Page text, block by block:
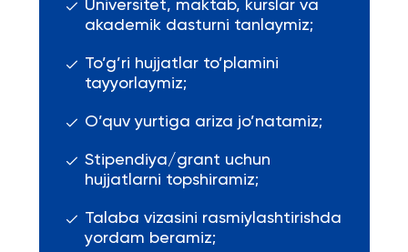
Universitet, maktab, kurslar va
akademik dasturni tanlaymiz;
To’g’ri hujjatlar to’plamini
tayyorlaymiz;
O’quv yurtiga ariza jo’natamiz;
Stipendiya/grant uchun
hujjatlarni topshiramiz;
Talaba vizasini rasmiylashtirishda
yordam beramiz;